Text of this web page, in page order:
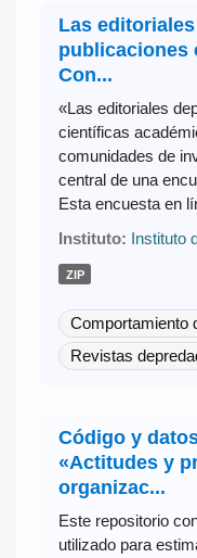
Las
publicaciones
Con...
«Las editoriales
científicas
comunidades de
central de una
Esta encuesta en
Instituto: Instituto
ZIP
Comportamiento
Revistas
Código y
«Actitudes y
organizac...
Este repositorio
utilizado para